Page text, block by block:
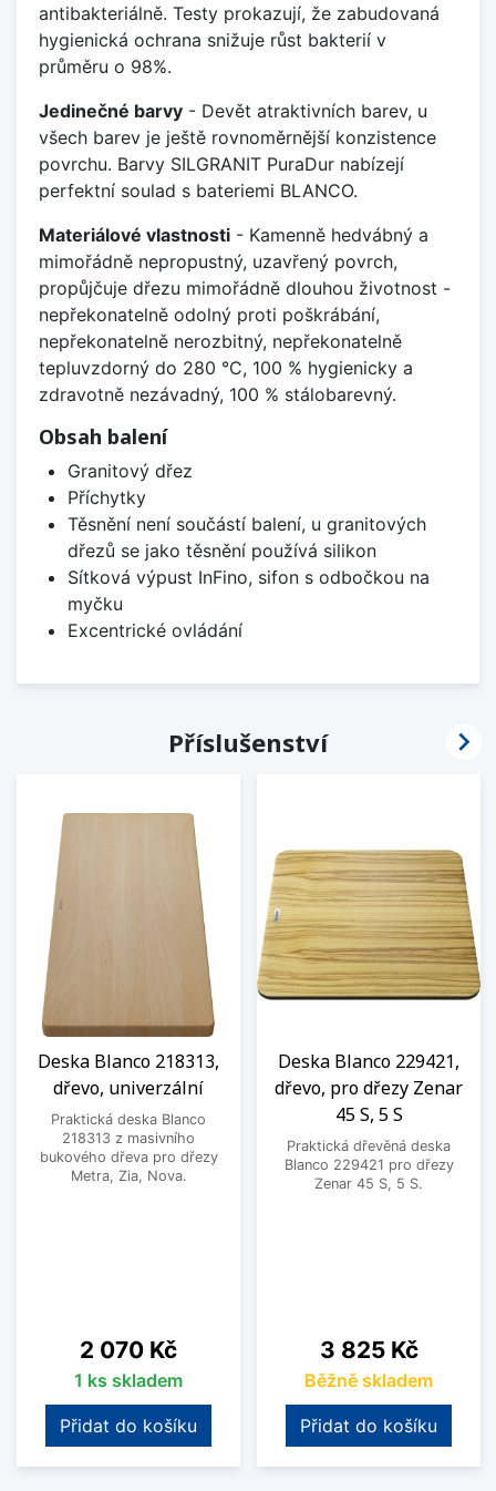
antibakteriálně. Testy prokazují, že zabudovaná
hygienická ochrana snižuje růst bakterií v
průměru o 98%.
Jedinečné barvy - Devět atraktivních barev, u
všech barev je ještě rovnoměrnější konzistence
povrchu. Barvy SILGRANIT PuraDur nabízejí
perfektní soulad s bateriemi BLANCO.
Materiálové vlastnosti - Kamenně hedvábný a
mimořádně nepropustný, uzavřený povrch,
propůjčuje dřezu mimořádně dlouhou životnost -
nepřekonatelně odolný proti poškrábání,
nepřekonatelně nerozbitný, nepřekonatelně
tepluvzdorný do 280 °C, 100 % hygienicky a
zdravotně nezávadný, 100 % stálobarevný.
Obsah balení
Granitový dřez
Příchytky
Těsnění není součástí balení, u granitových
dřezů se jako těsnění používá silikon
Sítková výpust InFino, sifon s odbočkou na
myčku
Excentrické ovládání
Příslušenství
Deska Blanco 218313,
dřevo, univerzální
Praktická deska Blanco
218313 z masivního
bukového dřeva pro dřezy
Metra, Zia, Nova.
Cena
2 070 Kč
1 ks skladem
Přidat do košíku
Deska Blanco 229421,
dřevo, pro dřezy Zenar
45 S, 5 S
Praktická dřevěná deska
Blanco 229421 pro dřezy
Zenar 45 S, 5 S.
Cena
3 825 Kč
Běžně skladem
Přidat do košíku
